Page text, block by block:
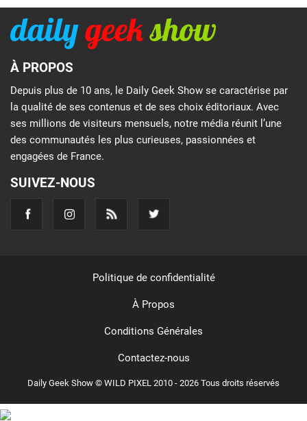
À PROPOS
Depuis plus de 10 ans, le Daily Geek Show se caractérise par
la qualité de ses contenus et de ses choix éditoriaux. Avec
ses millions de visiteurs mensuels, notre média réunit l’une
des communautés les plus curieuses, passionnées et
engagées de France.
SUIVEZ-NOUS
Daily Geek Show © WILD PIXEL 2010 - 2026 Tous droits réservés
Politique de confidentialité
À Propos
Conditions Générales
Contactez-nous